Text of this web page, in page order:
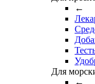
←
Для
←